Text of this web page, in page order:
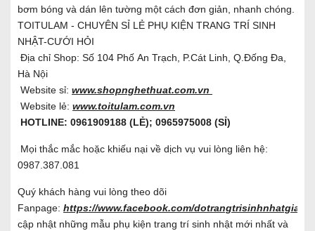
bơm bóng và dán lên tường một cách đơn giản, nhanh chóng.
TOITULAM - CHUYÊN SỈ LẺ PHỤ KIỆN TRANG TRÍ SINH
NHẬT-CƯỚI HỎI
Địa chỉ Shop: Số 104 Phố An Trạch, P.Cát Linh, Q.Đống Đa,
Hà Nội
Website sỉ: www.shopnghethuat.com.vn
Website lẻ: www.toitulam.com.vn
HOTLINE: 0961909188 (LẺ); 0965975008 (SỈ)
Mọi thắc mắc hoặc khiếu nại về dịch vụ vui lòng liên hệ:
0987.387.081
Quý khách hàng vui lòng theo dõi
Fanpage: https://www.facebook.com/dotrangtrisinhnhatgiare/
cập nhật những mẫu phụ kiện trang trí sinh nhật mới nhất và